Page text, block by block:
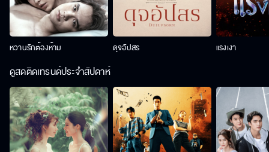
หวานรักต้องห้าม ดุจอัปสร แรงเงา
ดูสดติดเทรนด์ประจำสัปดาห์